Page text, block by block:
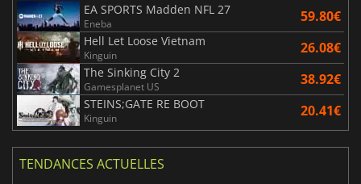
EA SPORTS Madden NFL 27
Eneba 59.80€
Hell Let Loose Vietnam
Kinguin 26.08€
The Sinking City 2
Gamesplanet US 38.92€
STEINS;GATE RE BOOT
Kinguin 20.41€
TENDANCES ACTUELLES